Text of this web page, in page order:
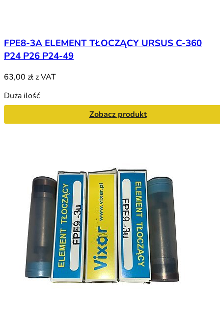
FPE8-3A ELEMENT TŁOCZĄCY URSUS C-360
P24 P26 P24-49
63,00 złz VAT
Duża ilość
Zobacz produkt